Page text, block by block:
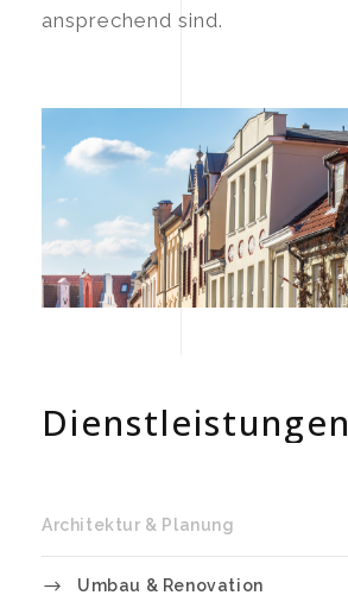
ansprechend sind.
Dienstleistungen
Architektur & Planung
Umbau & Renovation